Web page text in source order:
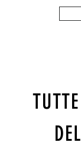
TUTTE
DEL